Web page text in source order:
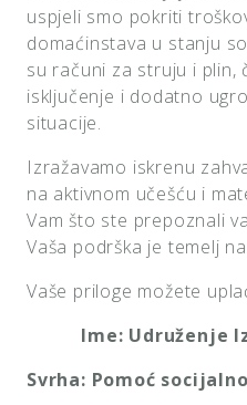
uspjeli smo pokriti
domaćinstava u stanju
su računi za struju i plin,
isključenje i dodatno
situacije.
Izražavamo iskrenu
na aktivnom učešću i
Vam što ste prepoznali
Vaša podrška je temelj
Vaše priloge možete
Ime: Udruženje
Svrha: Pomoć socijalno